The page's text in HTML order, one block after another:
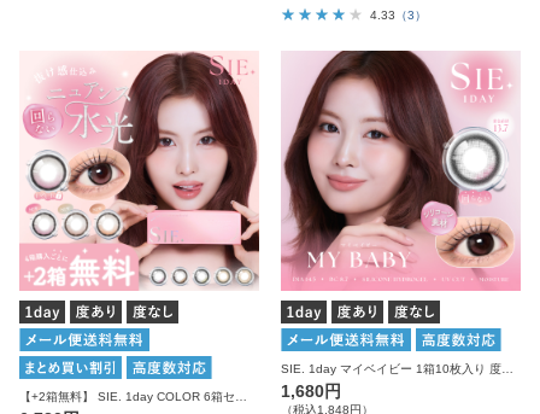
4.33
（3）
1,680円
（税込1,848円）